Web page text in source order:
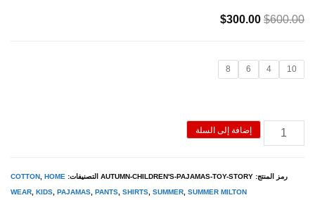
$600.00
السعر
هو:
$600.00.
$300.00 السعر
هو:
$300.00.
10
4
6
8
كمية
Autumn
إضافة إلى السلة
رمز المنتج: AUTUMN-CHILDREN'S-PAJAMAS-TOY-STORY التصنيفات: COTTON HOME
WEAR KIDS PAJAMAS PANTS SHIRTS SUMMER SUMMER MILTON